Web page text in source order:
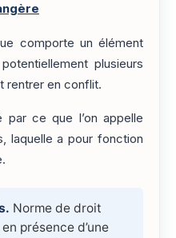
comporte un élément
plusieurs
rentrer en conflit.
ce que l’on appelle
laquelle a pour fonction
Norme de droit
présence d’une